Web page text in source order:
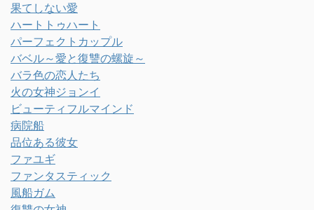
果てしない愛
ハートトゥハート
パーフェクトカップル
バベル～愛と復讐の螺旋～
バラ色の恋人たち
火の女神ジョンイ
ビューティフルマインド
病院船
品位ある彼女
ファユギ
ファンタスティック
風船ガム